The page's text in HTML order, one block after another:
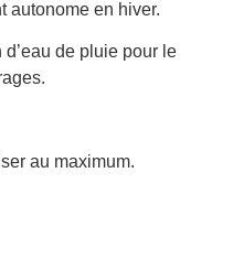
autonome en hiver.
de pluie pour le
.
au maximum.